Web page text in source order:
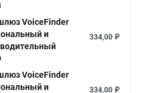
VoiceFinder
и
334,00 ₽
VoiceFinder
и
334,00 ₽